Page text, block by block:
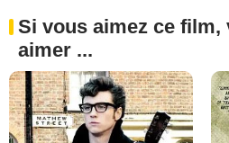
Si vous aimez ce film,
aimer ...